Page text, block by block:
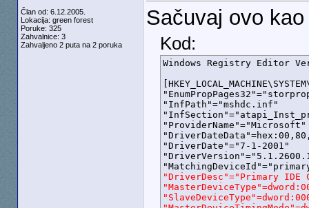
Član od: 6.12.2005.
Lokacija: green forest
Poruke: 325
Zahvalnice: 3
Zahvaljeno 2 puta na 2 poruka
Sačuvaj ovo
Kod:
Windows Registry Editor
"InfPath"="mshdc.inf"
"ProviderName"="Microsoft"
"DriverDate"="7-1-2001"
"DriverDesc"="Primary IDE